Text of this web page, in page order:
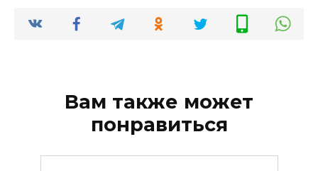
Вам также может
понравиться